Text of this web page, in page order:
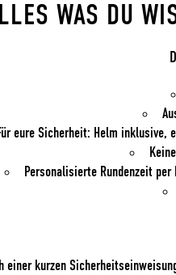
WAS DU
eure Sicherheit: Helm inklusive,
Personalisierte Rundenzeit
einer kurzen